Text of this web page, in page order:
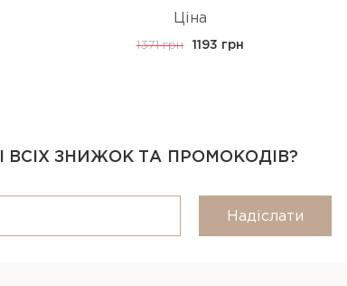
Ціна
1371 грн 1193 грн
ВСІХ ЗНИЖОК ТА ПРОМОКОДІВ?
Надіслати